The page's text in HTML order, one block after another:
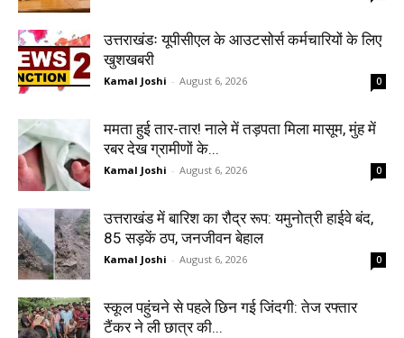
उत्तराखंडः यूपीसीएल के आउटसोर्स कर्मचारियों के लिए
खुशखबरी
Kamal Joshi - August 6, 2026 0
ममता हुई तार-तार! नाले में तड़पता मिला मासूम, मुंह में
रबर देख ग्रामीणों के...
Kamal Joshi - August 6, 2026 0
उत्तराखंड में बारिश का रौद्र रूप: यमुनोत्री हाईवे बंद,
85 सड़कें ठप, जनजीवन बेहाल
Kamal Joshi - August 6, 2026 0
स्कूल पहुंचने से पहले छिन गई जिंदगी: तेज रफ्तार
टैंकर ने ली छात्र की...